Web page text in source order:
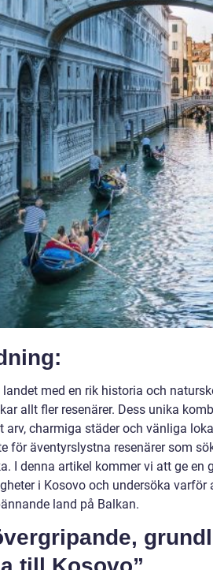
landet med en rik historia och
allt fler resenärer. Dess unika
arv, charmiga städer och vänliga
för äventyrslystna resenärer som
I denna artikel kommer vi att ge en
i Kosovo och undersöka
land på Balkan.